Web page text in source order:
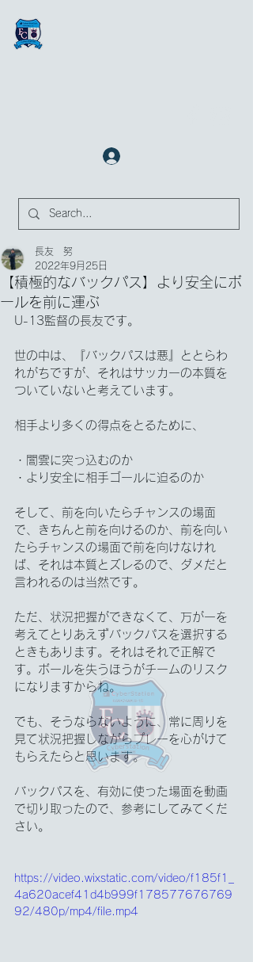
【積極的なバックパス】より安全にボ
ールを前に運ぶ
長友 努
2022年9月25日
U-13監督の長友です。
世の中は、『バックパスは悪』ととらわ
れがちですが、それはサッカーの本質を
ついていないと考えています。
相手より多くの得点をとるために、
・闇雲に突っ込むのか
・より安全に相手ゴールに迫るのか
そして、前を向いたらチャンスの場面
で、きちんと前を向けるのか、前を向い
たらチャンスの場面で前を向けなけれ
ば、それは本質とズレるので、ダメだと
言われるのは当然です。
ただ、状況把握ができなくて、万が一を
考えてとりあえずバックパスを選択する
ときもあります。それはそれで正解で
す。ボールを失うほうがチームのリスク
になりますからね。
でも、そうならないように、常に周りを
見て状況把握しながらプレーを心がけて
もらえたらと思います。
バックパスを、有効に使った場面を動画
で切り取ったので、参考にしてみてくだ
さい。
https://video.wixstatic.com/video/f185f1_
4a620acef41d4b999f178577676769
92/480p/mp4/file.mp4